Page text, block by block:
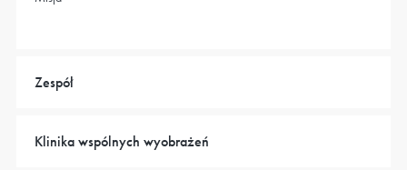
Zespół
Klinika wspólnych wyobrażeń